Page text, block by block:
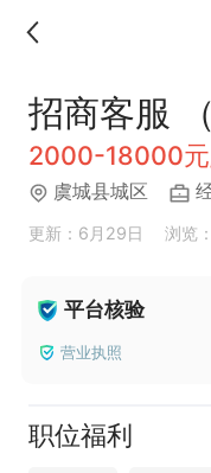
招商客服
2000-18000元
虞城县城区
更新：6月29日 浏览
平台核验
营业执照
职位福利